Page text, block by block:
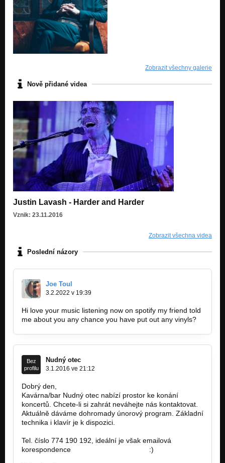
Zobrazit všechny galerie
Nově přidané videa
Justin Lavash - Harder and Harder
Vznik: 23.11.2016
Zobrazit všechna videa
Poslední názory
Joe Toul
3.2.2022 v 19:39
Hi love your music listening now on spotify my friend told
me about you any chance you have put out any vinyls?
Bez
profilu
Nudný otec
3.1.2016 ve 21:12
Dobrý den,
Kavárna/bar Nudný otec nabízí prostor ke konání
koncertů. Chcete-li si zahrát neváhejte nás kontaktovat.
Aktuálně dáváme dohromady únorový program. Základní
technika i klavír je k dispozici.
Tel. číslo 774 190 192, ideální je však emailová
korespondence
:)